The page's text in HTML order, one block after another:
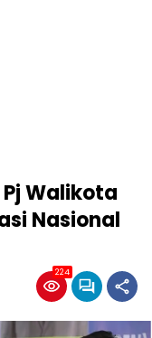
Walikota
Nasional
224